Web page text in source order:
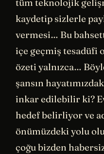
tüm teknolojik
kaydetip sizlerle
vermesi… Bu
içe geçmiş tesadüfi
özeti yalnızca…
şansın
inkar edilebilir ki?
hedef belirliyor ve
önümüzdeki yolu
çoğu bizden